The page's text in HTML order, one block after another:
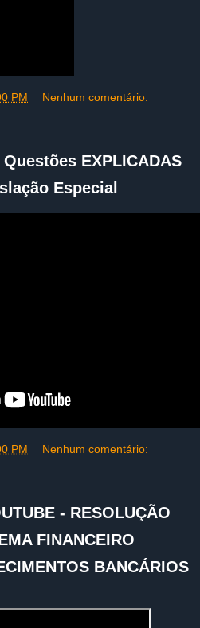
PM Nenhum comentário:
EXPLICADAS
Especial
PM Nenhum comentário:
- RESOLUÇÃO
FINANCEIRO
BANCÁRIOS